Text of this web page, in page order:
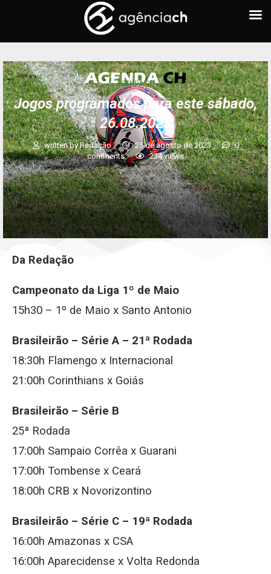
AGENDA CH
Jogos programados para este sábado,
26.08.2023
written byRedação 25 de agosto de 2023
0
comments
234views
Da Redação
Campeonato da Liga 1º de Maio
15h30 – 1º de Maio x Santo Antonio
Brasileirão – Série A – 21ª Rodada
18:30h Flamengo x Internacional
21:00h Corinthians x Goiás
Brasileirão – Série B
25ª Rodada
17:00h Sampaio Corrêa x Guarani
17:00h Tombense x Ceará
18:00h CRB x Novorizontino
Brasileirão – Série C – 19ª Rodada
16:00h Amazonas x CSA
16:00h Aparecidense x Volta Redonda